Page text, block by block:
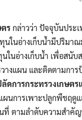
รกล่าวว่า ปัจจุบันประ
นอ่างเก็บน้ำมีปริมาณ
ในอ่างเก็บน้ำ เพื่อสนับ
างแผน และติดตามกา
ลัดการกระทรวงเกษต
นการเพาะปลูกพืชฤดู
ที่ ตามลำดับความสำคัญ